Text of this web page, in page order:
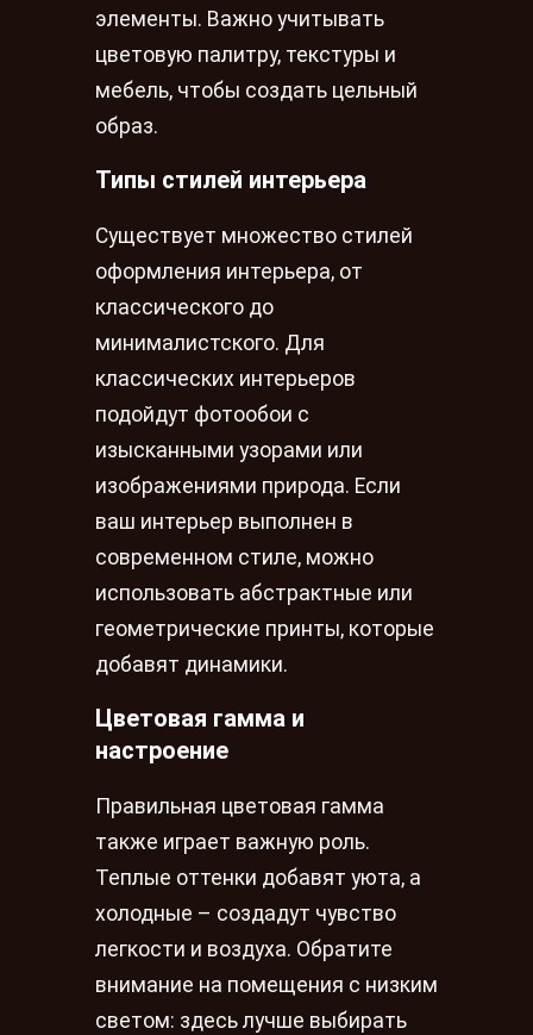
элементы. Важно учитывать
цветовую палитру, текстуры и
мебель, чтобы создать цельный
образ.
Типы стилей интерьера
Существует множество стилей
оформления интерьера, от
классического до
минималистского. Для
классических интерьеров
подойдут фотообои с
изысканными узорами или
изображениями природа. Если
ваш интерьер выполнен в
современном стиле, можно
использовать абстрактные или
геометрические принты, которые
добавят динамики.
Цветовая гамма и
настроение
Правильная цветовая гамма
также играет важную роль.
Теплые оттенки добавят уюта, а
холодные – создадут чувство
легкости и воздуха. Обратите
внимание на помещения с низким
светом: здесь лучше выбирать